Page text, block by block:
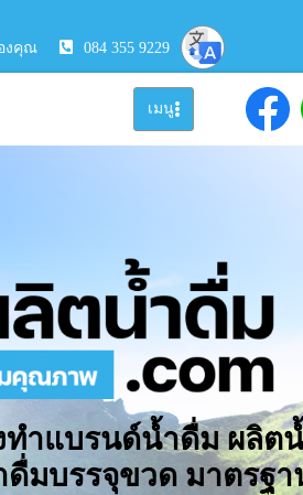
งคุณ 084 355 9229
เมนู
ทำแบรนด์น้ำดื่ม ผลิต
มบรรจุขวด มาตรฐา